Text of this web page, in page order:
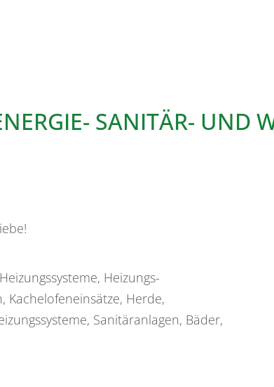
SANITÄR- UND
Heizungs-
Kachelofeneinsätze, Herde,
Sanitäranlagen, Bäder,